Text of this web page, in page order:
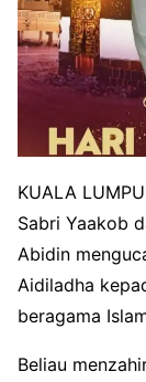
KUALA
Sabri Yaakob
Abidin
Aidiladha
beragama
Beliau